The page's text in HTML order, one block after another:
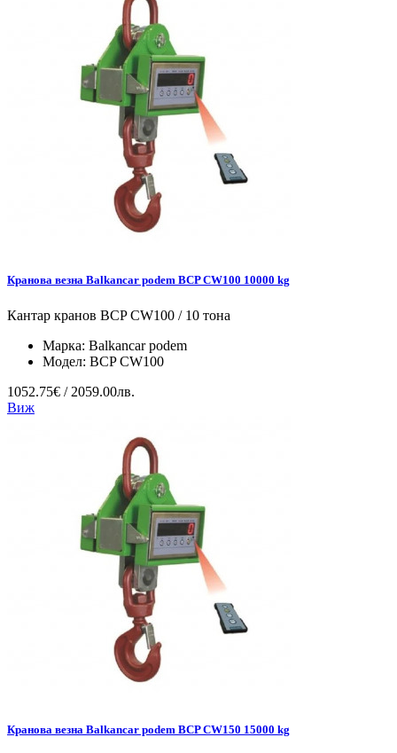
Кранова везна Balkancar podem BCP CW100 10000 kg
Кантар кранов BCP CW100 / 10 тона
Марка: Balkancar podem
Модел: BCP CW100
1052.75€ / 2059.00лв.
Виж
Кранова везна Balkancar podem BCP CW150 15000 kg